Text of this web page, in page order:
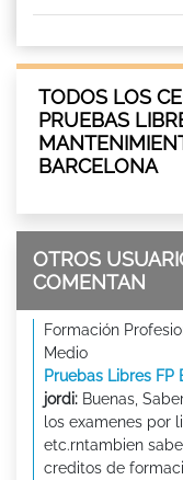
TODOS LOS
PRUEBAS
BARCELONA
OTROS
COMENTAN
Formación
Medio
Pruebas Libres
jordi: Buenas,
los examenes por
etc.rntambien
creditos de